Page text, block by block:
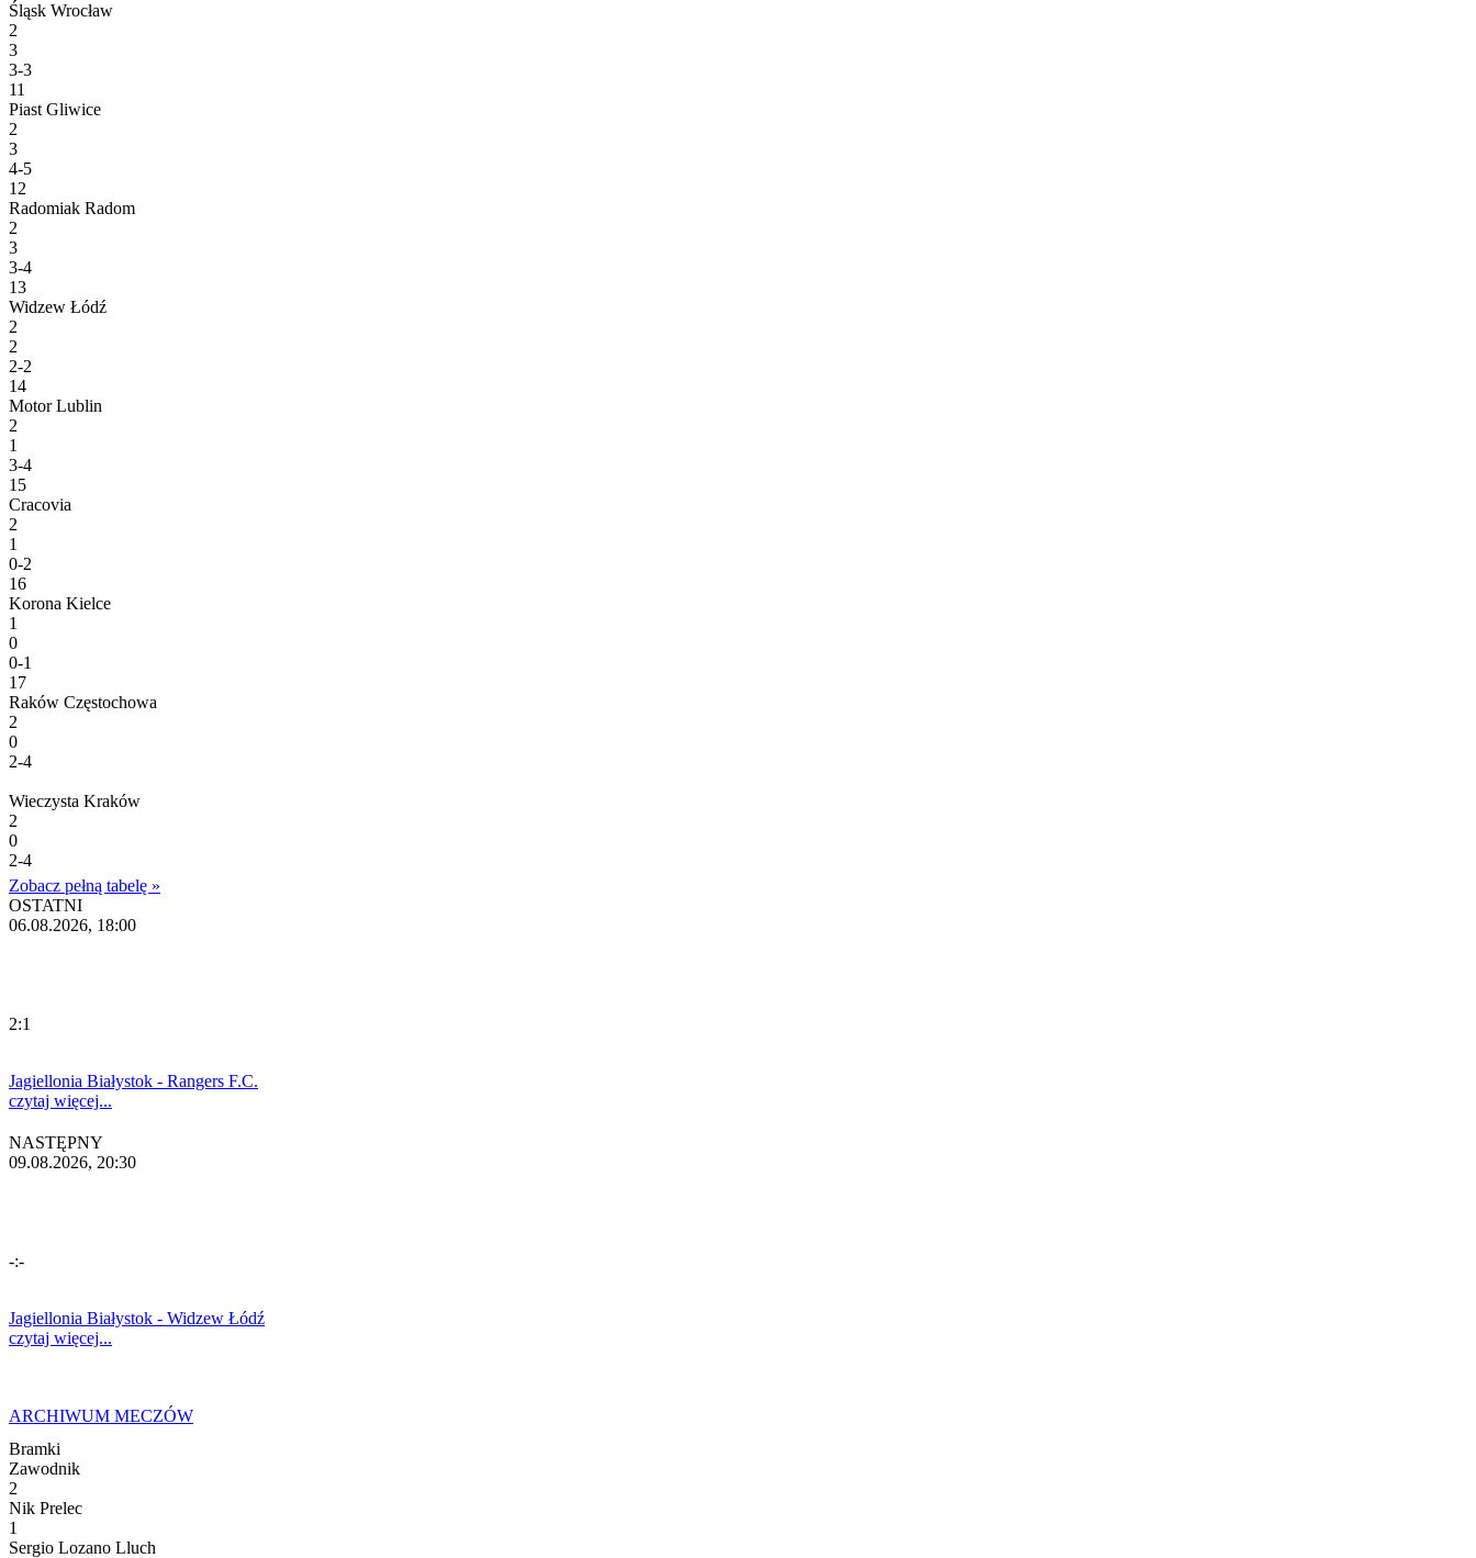
Śląsk Wrocław
2
3
3-3
11
Piast Gliwice
2
3
4-5
12
Radomiak Radom
2
3
3-4
13
Widzew Łódź
2
2
2-2
14
Motor Lublin
2
1
3-4
15
Cracovia
2
1
0-2
16
Korona Kielce
1
0
0-1
17
Raków Częstochowa
2
0
2-4
Wieczysta Kraków
2
0
2-4
Zobacz pełną tabelę »
OSTATNI
06.08.2026, 18:00
2:1
Jagiellonia Białystok - Rangers F.C.
czytaj więcej...
NASTĘPNY
09.08.2026, 20:30
-:-
Jagiellonia Białystok - Widzew Łódź
czytaj więcej...
ARCHIWUM MECZÓW
Bramki
Zawodnik
2
Nik Prelec
1
Sergio Lozano Lluch